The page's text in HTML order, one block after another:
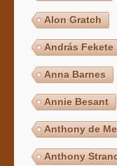
Alon Gratch
András Fekete
Anna Barnes
Annie Besant
Anthony de
Anthony